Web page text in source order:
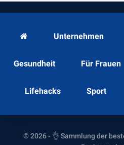
Unternehmen
Gesundheit Für Frauen
Lifehacks Sport
© 2026 - 👌 Sammlung der